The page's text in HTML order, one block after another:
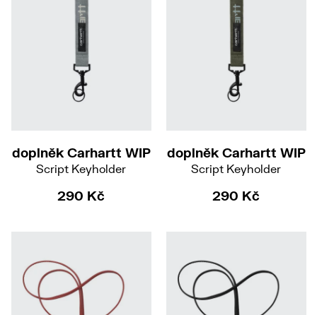
doplněk Carhartt WIP
Script Keyholder
290 Kč
doplněk Carhartt WIP
Script Keyholder
290 Kč